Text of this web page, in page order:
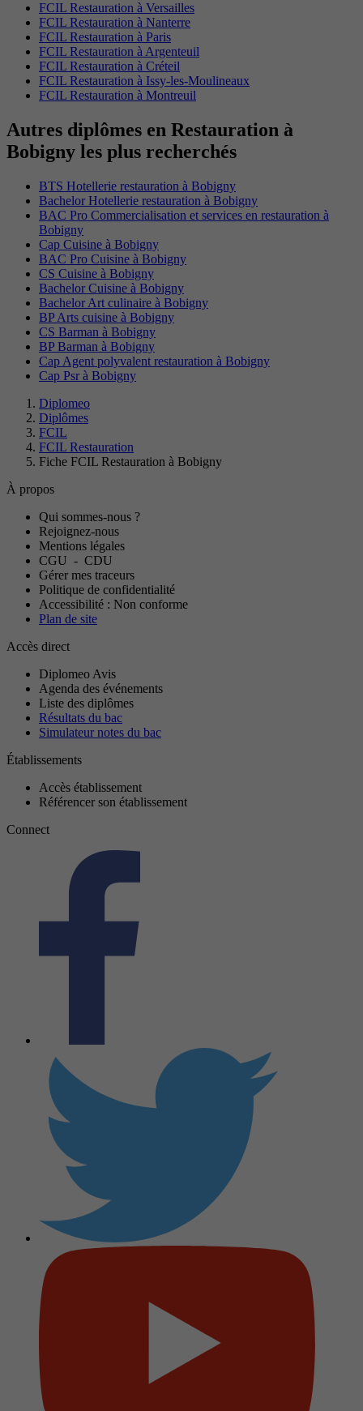
FCIL Restauration à Versailles
FCIL Restauration à Nanterre
FCIL Restauration à Paris
FCIL Restauration à Argenteuil
FCIL Restauration à Créteil
FCIL Restauration à Issy-les-Moulineaux
FCIL Restauration à Montreuil
Autres diplômes en Restauration à
Bobigny les plus recherchés
BTS Hotellerie restauration à Bobigny
Bachelor Hotellerie restauration à Bobigny
BAC Pro Commercialisation et services en restauration à
Bobigny
Cap Cuisine à Bobigny
BAC Pro Cuisine à Bobigny
CS Cuisine à Bobigny
Bachelor Cuisine à Bobigny
Bachelor Art culinaire à Bobigny
BP Arts cuisine à Bobigny
CS Barman à Bobigny
BP Barman à Bobigny
Cap Agent polyvalent restauration à Bobigny
Cap Psr à Bobigny
Diplomeo
Diplômes
FCIL
FCIL Restauration
Fiche FCIL Restauration à Bobigny
À propos
Qui sommes-nous ?
Rejoignez-nous
Mentions légales
CGU - CDU
Gérer mes traceurs
Politique de confidentialité
Accessibilité : Non conforme
Plan de site
Accès direct
Diplomeo Avis
Agenda des événements
Liste des diplômes
Résultats du bac
Simulateur notes du bac
Établissements
Accès établissement
Référencer son établissement
Connect